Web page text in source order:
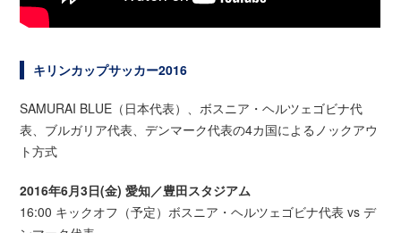
キリンカップサッカー2016
SAMURAI BLUE（日本代表）、ボスニア・ヘルツェゴビナ代
表、ブルガリア代表、デンマーク代表の4カ国によるノックアウ
ト方式
2016年6月3日(金) 愛知／豊田スタジアム
16:00 キックオフ（予定）ボスニア・ヘルツェゴビナ代表 vs デ